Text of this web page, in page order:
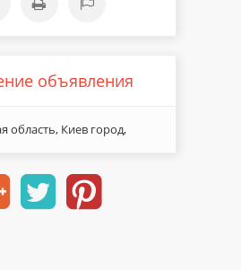
объявления
область, Киев город,